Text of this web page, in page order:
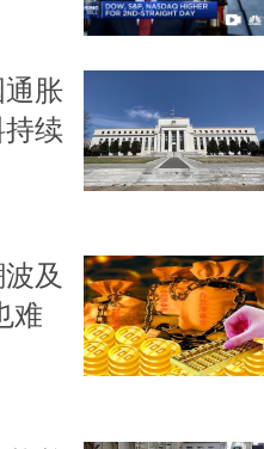
通胀
续
及
难